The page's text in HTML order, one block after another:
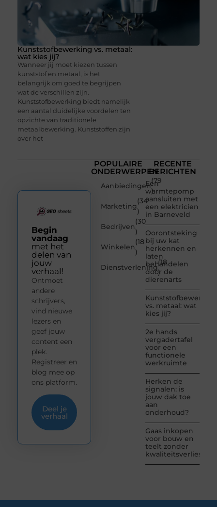
Kunststofbewerking vs. metaal:
wat kies jij?
Wanneer jij moet kiezen tussen
kunststof en metaal, is het
belangrijk om goed te begrijpen
wat de verschillen zijn.
Kunststofbewerking biedt namelijk
een aantal duidelijke voordelen ten
opzichte van traditionele
metaalbewerking. Kunststoffen zijn
over het
POPULAIRE
ONDERWERPEN
Aanbiedingen
(79
)
Marketing
(34
)
Bedrijven
(30
)
Winkelen
(18
)
Dienstverlening
(18
)
RECENTE
BERICHTEN
Een
warmtepomp
aansluiten met
een elektricien
in Barneveld
Oorontsteking
bij uw kat
herkennen en
laten
behandelen
door de
dierenarts
vs. metaal: wat
kies jij?
2e hands
vergadertafel
voor een
functionele
werkruimte
Herken de
signalen: is
jouw dak toe
aan
onderhoud?
Gaas inkopen
voor bouw en
teelt zonder
kwaliteitsverlies
Begin
vandaag
met het
delen van
jouw
verhaal!
Ontmoet
andere
schrijvers,
vind nieuwe
lezers en
geef jouw
content een
plek.
Registreer en
blog mee op
ons platform.
Deel je
verhaal